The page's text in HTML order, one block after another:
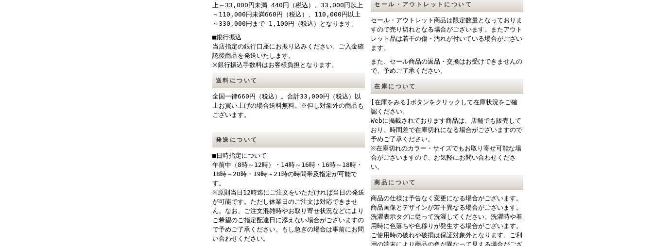
上～33,000円未満 440円（税込）、33,000円以上
～110,000円未満660円（税込）、110,000円以上
～330,000円まで 1,100円（税込）となります。
■銀行振込
当店指定の銀行口座にお振り込みください。ご入金確
認後商品を発送いたします。
※銀行振込手数料はお客様負担となります。
送料について
全国一律660円（税込）。合計33,000円（税込）以
上お買い上げの場合送料無料。※但し対象外の商品も
ございます。
発送について
■日時指定について
午前中（8時～12時）・14時～16時・16時～18時・
18時～20時・19時～21時の時間帯及指定が可能で
す。
※原則当日12時迄にご注文をいただければ当日の発送
が可能です。ただし休業日のご注文は対応できませ
ん。なお、ご注文混雑時やお取り寄せ状況などにより
ご希望のご指定配達日に添えない場合がございますの
で予めご了承ください。もし急ぎの場合は事前にお問
い合わせください。
セール・アウトレットについて
セール・アウトレット商品は限定数量となっておりま
すので売り切れとなる場合がございます。またアウト
レット品は若干の傷・汚れが付いている場合がござい
ます。
また、セール商品の返品・交換はお受けできませんの
で、予めご了承ください。
在庫について
[在庫をみる]ボタンをクリックして在庫状況をご確
認ください。
Webに掲載されております商品は、店舗でも販売して
おり、時間差で在庫切れになる場合がございますので
予めご了承ください。
※在庫切れのカラー・サイズでもお取り寄せ可能な場
合がございますので、お気軽にお問い合わせくださ
い。
商品について
商品の仕様は予告なく変更になる場合がございます。
商品画像とデザインが若干異なる場合がございます。
洗濯表示タグに従って洗濯してください。洗濯時や着
用時に色落ちや色移りが発生する場合がございます。
ご使用時の破れや破損は保証対象外となります。ご利
用の端末により商品の色が異なって見える場合がござ